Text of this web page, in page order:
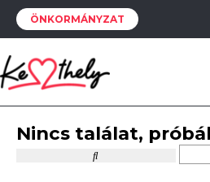
ÖNKORMÁNYZAT
Nincs találat,